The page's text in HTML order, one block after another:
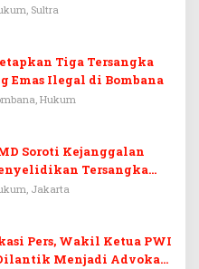
Sultra
Tiga Tersangka
Emas Ilegal di Bombana
Hukum
Soroti Kejanggalan
Tersangka
Jakarta
Pers, Wakil Ketua PWI
Menjadi Advokat